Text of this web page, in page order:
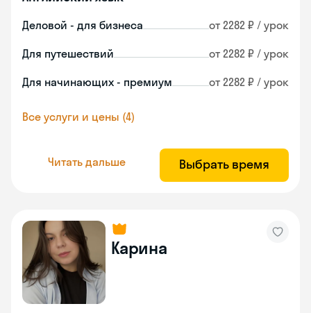
Деловой - для бизнеса от 2282 ₽ / урок
Для путешествий от 2282 ₽ / урок
Для начинающих - премиум от 2282 ₽ / урок
Все услуги и цены (4)
Читать дальше Выбрать время
Карина